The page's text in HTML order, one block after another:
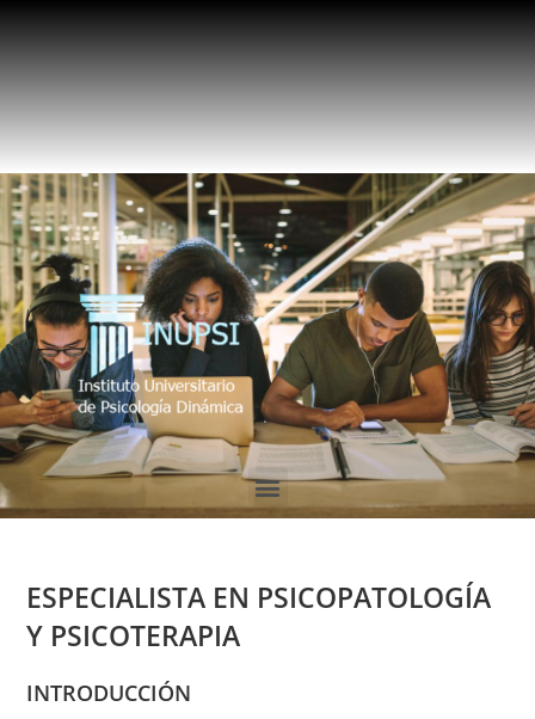
ESPECIALISTA EN PSICOPATOLOGÍA
Y PSICOTERAPIA
INTRODUCCIÓN